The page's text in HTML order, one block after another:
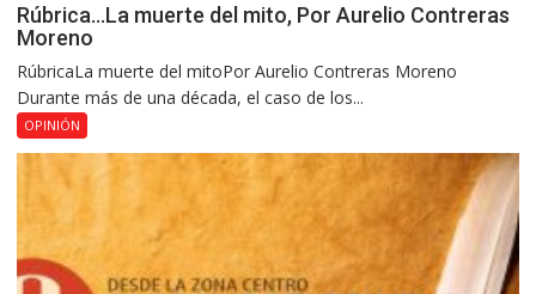
Rúbrica…La muerte del mito, Por Aurelio Contreras
Moreno
RúbricaLa muerte del mitoPor Aurelio Contreras Moreno
Durante más de una década, el caso de los...
OPINIÓN